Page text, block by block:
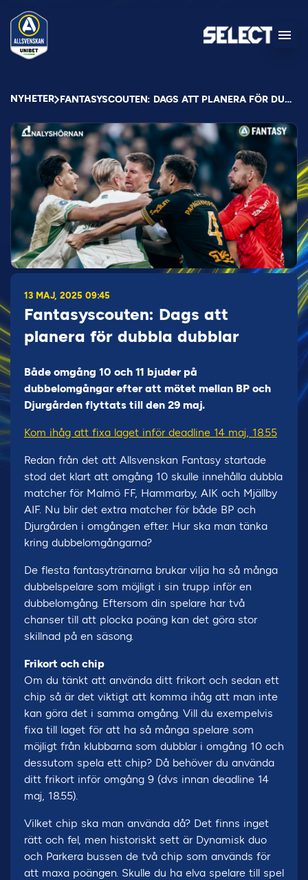
NYHETER FANTASYSCOUTEN: DAGS ATT PLANERA FÖR DUBBLA DUBBLAR
13 MAJ, 2025 09:45
Fantasyscouten: Dags att
planera för dubbla dubblar
Både omgång 10 och 11 bjuder på
dubbelomgångar efter att mötet mellan BP och
Djurgården flyttats till den 29 maj.
Kom ihåg att fixa laget inför deadline 14 maj, 18.55
Redan från det att Allsvenskan Fantasy startade
stod det klart att omgång 10 skulle innehålla dubbla
matcher för Malmö FF, Hammarby, AIK och Mjällby
AIF. Nu blir det extra matcher för både BP och
Djurgården i omgången efter. Hur ska man tänka
kring dubbelomgångarna?
De flesta fantasytränarna brukar vilja ha så många
dubbelspelare som möjligt i sin trupp inför en
dubbelomgång. Eftersom din spelare har två
chanser till att plocka poäng kan det göra stor
skillnad på en säsong.
Frikort och chip
Om du tänkt att använda ditt frikort och sedan ett
chip så är det viktigt att komma ihåg att man inte
kan göra det i samma omgång. Vill du exempelvis
fixa till laget för att ha så många spelare som
möjligt från klubbarna som dubblar i omgång 10 och
dessutom spela ett chip? Då behöver du använda
ditt frikort inför omgång 9 (dvs innan deadline 14
maj, 18.55).
Vilket chip ska man använda då? Det finns inget
rätt och fel, men historiskt sett är Dynamisk duo
och Parkera bussen de två chip som används för
att maxa poängen. Skulle du ha elva spelare till spel